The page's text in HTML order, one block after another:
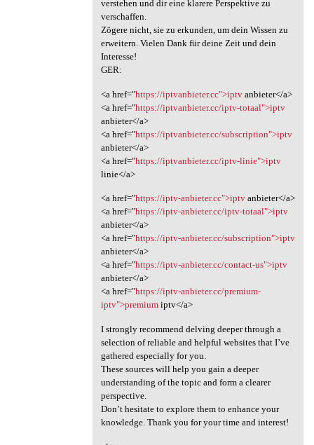
verstehen und dir eine klarere Perspektive zu
verschaffen.
Zögere nicht, sie zu erkunden, um dein Wissen zu
erweitern. Vielen Dank für deine Zeit und dein
Interesse!
GER:
<a href="https://iptvanbieter.cc">iptvanbieter</a>
<a href="https://iptvanbieter.cc/iptv-totaal">iptv
anbieter</a>
<a href="https://iptvanbieter.cc/subscription">iptv
anbieter</a>
<a href="https://iptvanbieter.cc/iptv-linie">iptv
linie</a>
<a href="https://iptv-anbieter.cc">iptvanbieter</a>
<a href="https://iptv-anbieter.cc/iptv-totaal">iptv
anbieter</a>
<a href="https://iptv-anbieter.cc/subscription">iptv
anbieter</a>
<a href="https://iptv-anbieter.cc/contact-us">iptv
anbieter</a>
<a href="https://iptv-anbieter.cc/premium-
iptv">premiumiptv</a>
I strongly recommend delving deeper through a
selection of reliable and helpful websites that I’ve
gathered especially for you.
These sources will help you gain a deeper
understanding of the topic and form a clearer
perspective.
Don’t hesitate to explore them to enhance your
knowledge. Thank you for your time and interest!